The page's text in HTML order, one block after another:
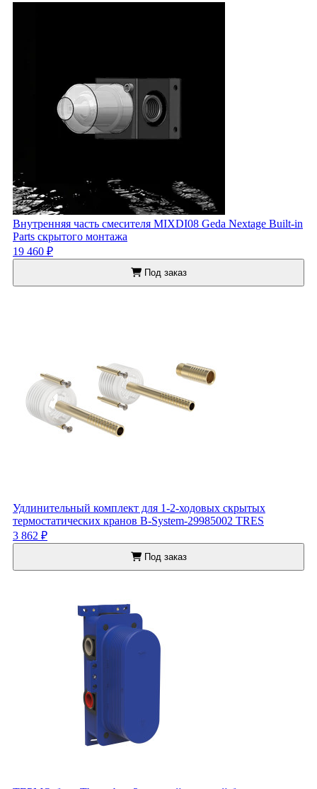
Внутренняя часть смесителя MIXDI08 Geda Nextage Built-in
Parts скрытого монтажа
19 460 ₽
Под заказ
Удлинительный комплект для 1-2-ходовых скрытых
термостатических кранов B-System-29985002 TRES
3 862 ₽
Под заказ